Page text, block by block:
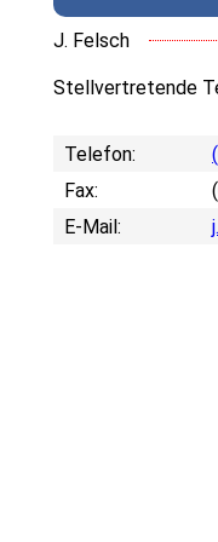
J. Felsch
Stellvertretende
Telefon:
Fax:
E-Mail: